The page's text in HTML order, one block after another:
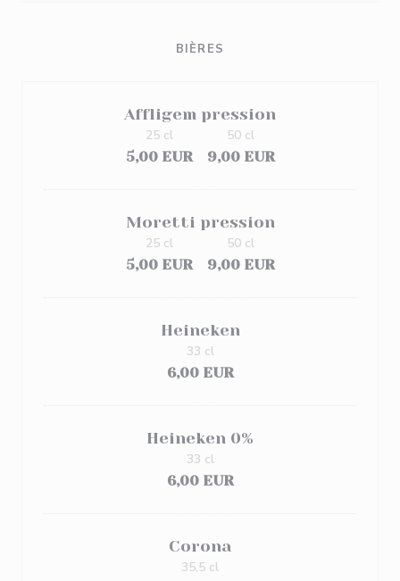
BIÈRES
Affligem pression
5,00 EUR
25 cl
9,00 EUR
50 cl
Moretti pression
5,00 EUR
25 cl
9,00 EUR
50 cl
Heineken
6,00 EUR
33 cl
Heineken 0%
6,00 EUR
33 cl
Corona
35,5 cl